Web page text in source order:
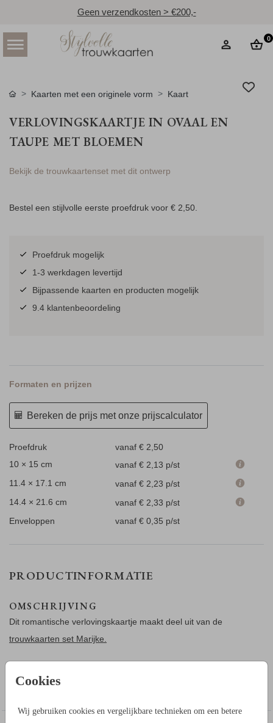
Geen verzendkosten > €200,-
0
Cookies
Wij gebruiken cookies en vergelijkbare technieken om een betere
Kaarten met een originele vorm Kaart
VERLOVINGSKAARTJE IN OVAAL EN
TAUPE MET BLOEMEN
Bekijk de trouwkaartenset met dit ontwerp
Bestel een stijlvolle eerste proefdruk voor € 2,50.
Proefdruk mogelijk
1-3 werkdagen levertijd
Bijpassende kaarten en producten mogelijk
9.4 klantenbeoordeling
Formaten en prijzen
Bereken de prijs met onze prijscalculator
Proefdruk
vanaf € 2,50
10 × 15 cm
vanaf € 2,13 p/st
11.4 × 17.1 cm
vanaf € 2,23 p/st
14.4 × 21.6 cm
vanaf € 2,33 p/st
Enveloppen
vanaf € 0,35 p/st
PRODUCTINFORMATIE
OMSCHRIJVING
Dit romantische verlovingskaartje maakt deel uit van de
trouwkaarten set Marijke.
Ontwerp een verlovingskaart met geïllustreerde bloemetjes in
trouwkaart en ander drukwerk in dezelfde stijl.
Toon meer